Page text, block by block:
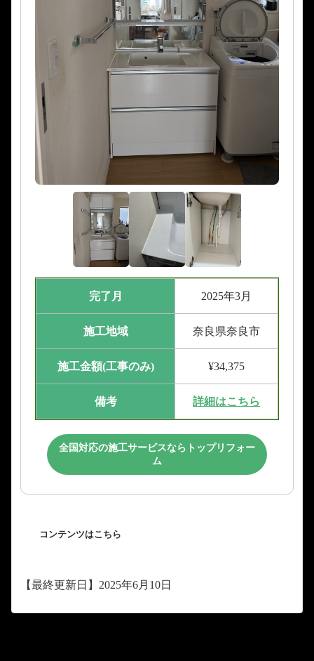
完了月 2025年3月
施工地域 奈良県奈良市
施工金額(工事のみ) ¥34,375
備考 詳細はこちら
全国対応の施工サービスならトップリフォー
ム
コンテンツはこちら
【最終更新日】2025年6月10日